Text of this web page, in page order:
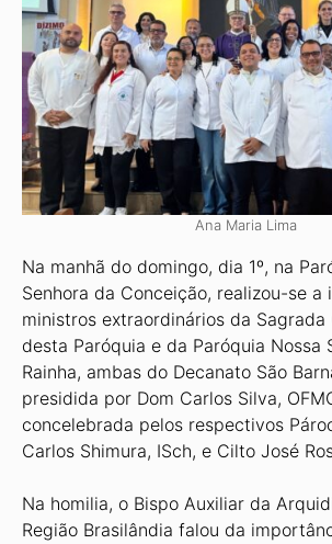
Ana Maria Lima
Na manhã do domingo, dia 1º, na
Senhora da Conceição, realizou-se a
minis­tros extraordinários da Sagrada
desta Paróquia e da Paróquia Nossa
Rainha, ambas do Decanato São
presidida por Dom Carlos Silva,
concelebrada pelos res­pectivos
Carlos Shimura, ISch, e Cilto José
Na homilia, o Bispo Auxiliar da
Região Brasilândia falou da